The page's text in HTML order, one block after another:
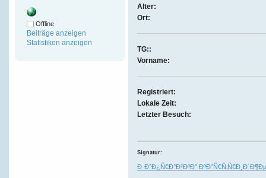
Offline
Beiträge anzeigen
Statistiken anzeigen
Alter:
Ort:
TG::
Vorname:
Registriert:
Lokale Zeit:
Letzter Besuch:
Signatur:
Ð·Ð°Ð¿Ñ€Ð°Ð²ÐºÐ°